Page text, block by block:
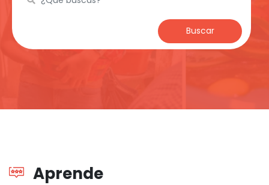
Buscar
Aprende